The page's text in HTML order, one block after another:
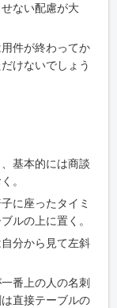
ない配慮が大
件が終わってか
けないでしょう
基本的には商談
。
に座ったタイミ
ルの上に置く。
分から見て左斜
番上の人の名刺
直接テーブルの